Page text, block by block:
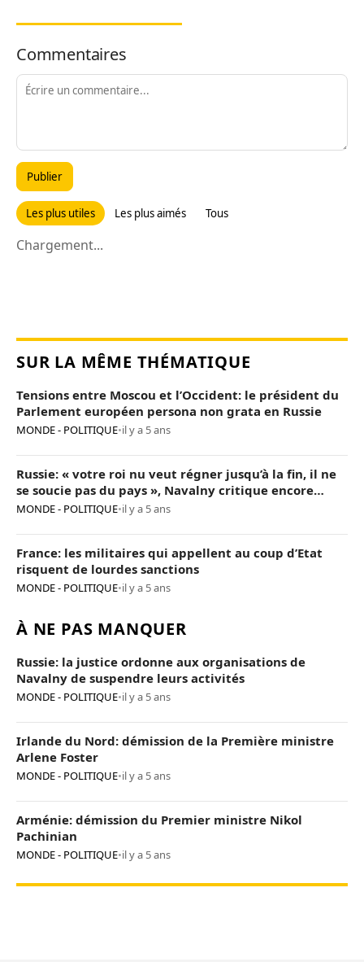
Commentaires
Publier
Les plus utiles Les plus aimés Tous
Chargement...
SUR LA MÊME THÉMATIQUE
Tensions entre Moscou et l’Occident: le président du
Parlement européen persona non grata en Russie
MONDE - POLITIQUE•il y a 5 ans
Russie: « votre roi nu veut régner jusqu’à la fin, il ne
se soucie pas du pays », Navalny critique encore
Poutine
MONDE - POLITIQUE•il y a 5 ans
France: les militaires qui appellent au coup d’Etat
risquent de lourdes sanctions
MONDE - POLITIQUE•il y a 5 ans
À NE PAS MANQUER
Russie: la justice ordonne aux organisations de
Navalny de suspendre leurs activités
MONDE - POLITIQUE•il y a 5 ans
Irlande du Nord: démission de la Première ministre
Arlene Foster
MONDE - POLITIQUE•il y a 5 ans
Arménie: démission du Premier ministre Nikol
Pachinian
MONDE - POLITIQUE•il y a 5 ans